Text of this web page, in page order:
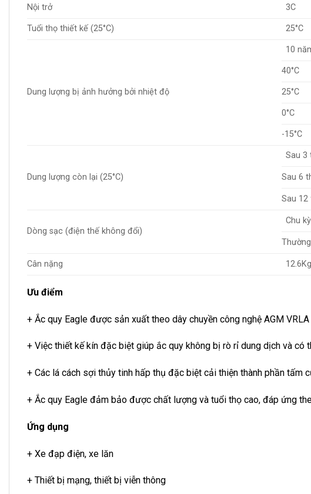
Nội trở 3C
Tuổi thọ thiết kế (25°C) 25°C
Dung lượng bị ảnh hưởng bởi nhiệt độ
10
40°C
25°C
0°C
-15°C
Dung lượng còn lại (25°C)
Sau 3
Sau 6
Sau
Dòng sạc (điện thế không đổi)
Chu
Cân nặng 12.6Kg
Ưu điểm
+ Ắc quy Eagle được sản xuất theo dây chuyền công nghệ AGM
+ Việc thiết kế kín đặc biệt giúp ắc quy không bị rò rỉ dung dịch và
+ Các lá cách sợi thủy tinh hấp thụ đặc biệt cải thiện thành phần tấm
+ Ắc quy Eagle đảm bảo được chất lượng và tuổi thọ cao, đáp ứng
Ứng dụng
+ Xe đạp điện, xe lăn
+ Thiết bị mạng, thiết bị viễn thông